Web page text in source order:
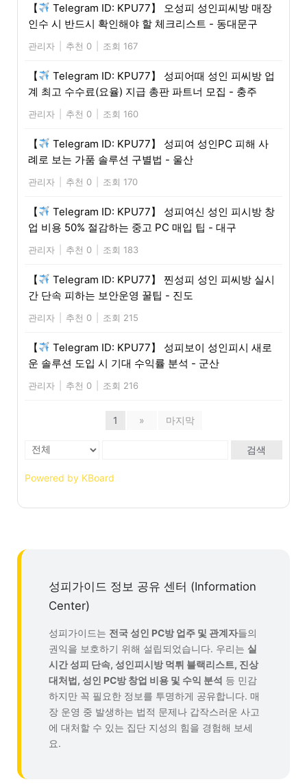
【
Telegram ID: KPU77】 오성피 성인피씨방 매장
인수 시 반드시 확인해야 할 체크리스트 - 동대문구
관리자 추천 0 조회 167
【
Telegram ID: KPU77】 성피어때 성인 피씨방 업
계 최고 수수료(요율) 지급 총판 파트너 모집 - 충주
관리자 추천 0 조회 160
【
Telegram ID: KPU77】 성피여 성인PC 피해 사
례로 보는 가품 솔루션 구별법 - 울산
관리자 추천 0 조회 170
【
Telegram ID: KPU77】 성피여신 성인 피시방 창
업 비용 50% 절감하는 중고 PC 매입 팁 - 대구
관리자 추천 0 조회 183
【
Telegram ID: KPU77】 찐성피 성인 피씨방 실시
간 단속 피하는 보안운영 꿀팁 - 진도
관리자 추천 0 조회 215
【
Telegram ID: KPU77】 성피보이 성인피시 새로
운 솔루션 도입 시 기대 수익률 분석 - 군산
관리자 추천 0 조회 216
1 » 마지막
검색
Powered by KBoard
성피가이드 정보 공유 센터 (Information
Center)
성피가이드는 전국 성인 PC방 업주 및 관계자들의
권익을 보호하기 위해 설립되었습니다. 우리는 실
시간 성피 단속, 성인피시방 먹튀 블랙리스트, 진상
대처법, 성인 PC방 창업 비용 및 수익 분석 등 민감
하지만 꼭 필요한 정보를 투명하게 공유합니다. 매
장 운영 중 발생하는 법적 문제나 갑작스러운 사고
에 대처할 수 있는 집단 지성의 힘을 경험해 보세
요.